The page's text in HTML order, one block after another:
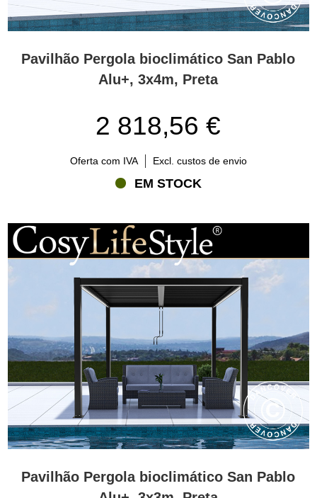
mais privacidade ou proteção contra o clima, considere modelos
com paredes laterais opcionais ou painéis à prova de vento.
Sim. A maioria das pergola gazebos da Flextents.com é feita com
alumínio com pintura eletrostática ou aço galvanizado, o que
Estes materiais robustos resistem à ferrugem e ao desbotamento,
mantendo a sua tenda como nova por muito tempo. O teto
sombra eficaz e proteção contra chuva leve. Para aumentar o
conforto e a funcionalidade, adicione um ou mais aquecedores de
pátio, cortinas, paredes laterais ou redes mosquiteiras da nossa
Onde posso colocar uma pergola gazebo?
Pode instalar uma pergola gazebo quase em qualquer lugar – num
pátio, sobre uma zona de refeições, junto à piscina ou mesmo de
forma independente no jardim. Algumas pergola gazebos podem
ser montadas diretamente numa parede do edifício, criando uma
Apenas certifique-se de que a superfície é plana e estável, como
um deck ou pavimento em pedra.
Em que se diferencia uma pergola de outras gazebos de
jardim?
Uma pergola gazebo tem um design aberto com teto plano.
Comparadas com tendas gazebos de metal ou tendas gazebo de
policarbonato, as pergolas oferecem um aspeto mais leve e
las abertas para desfrutar de uma estrutura estilosa e adaptável
em dias de sol. Para máxima flexibilidade e um toque
Pavilhão Pergola bioclimático San Pablo
Alu+, 3x4m, Preta
2 818,56 €
Oferta com IVA Excl. custos de envio
EM STOCK
Pavilhão Pergola bioclimático San Pablo